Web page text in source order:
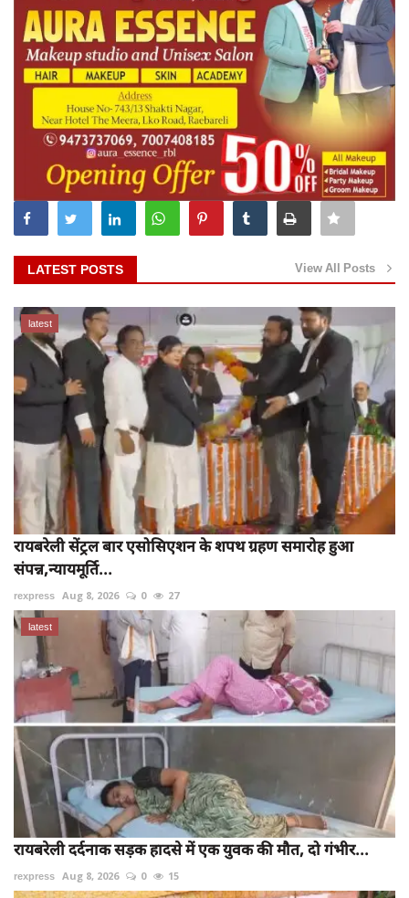
LATEST POSTS View All Posts
latest
रायबरेली सेंट्रल बार एसोसिएशन के शपथ ग्रहण समारोह हुआ
संपन्न,न्यायमूर्ति...
rexpress Aug 8, 2026 0 27
latest
रायबरेली दर्दनाक सड़क हादसे में एक युवक की मौत, दो गंभीर...
rexpress Aug 8, 2026 0 15